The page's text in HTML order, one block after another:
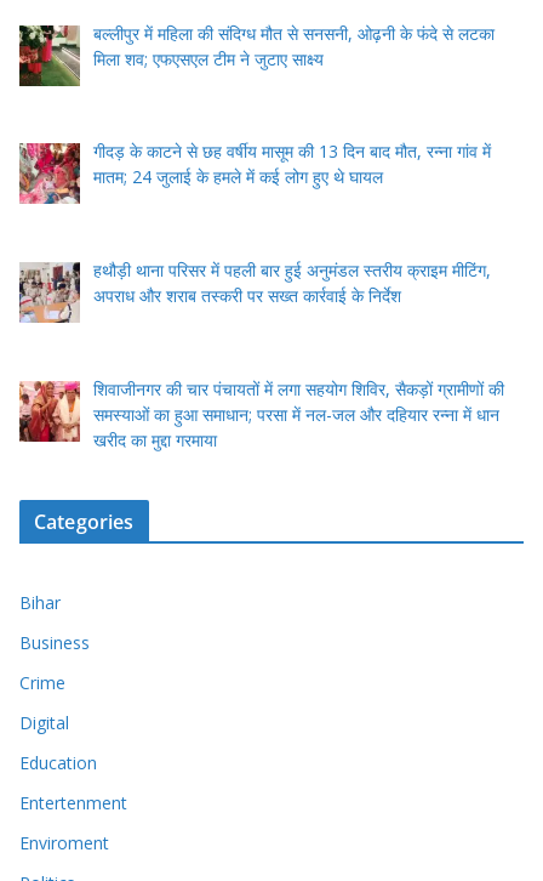
बल्लीपुर में महिला की संदिग्ध मौत से सनसनी, ओढ़नी के फंदे से लटका
मिला शव; एफएसएल टीम ने जुटाए साक्ष्य
गीदड़ के काटने से छह वर्षीय मासूम की 13 दिन बाद मौत, रन्ना गांव में
मातम; 24 जुलाई के हमले में कई लोग हुए थे घायल
हथौड़ी थाना परिसर में पहली बार हुई अनुमंडल स्तरीय क्राइम मीटिंग,
अपराध और शराब तस्करी पर सख्त कार्रवाई के निर्देश
शिवाजीनगर की चार पंचायतों में लगा सहयोग शिविर, सैकड़ों ग्रामीणों की
समस्याओं का हुआ समाधान; परसा में नल-जल और दहियार रन्ना में धान
खरीद का मुद्दा गरमाया
Categories
Bihar
Business
Crime
Digital
Education
Entertenment
Enviroment